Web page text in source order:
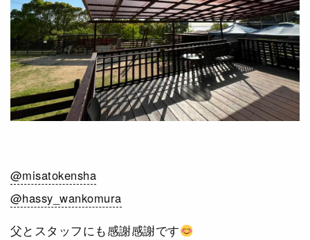
@misatokensha
@hassy_wankomura
父とスタッフにも感謝感謝です